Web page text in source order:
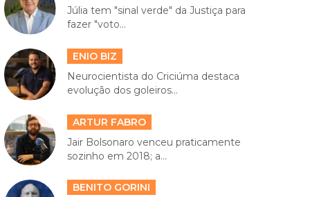
Júlia tem "sinal verde" da Justiça para
fazer "voto...
ENIO BIZ
Neurocientista do Criciúma destaca
evolução dos goleiros...
ARTUR FABRO
Jair Bolsonaro venceu praticamente
sozinho em 2018; a...
BENITO GORINI